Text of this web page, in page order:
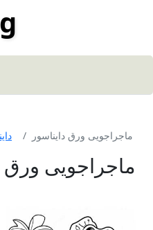
ماجراجویی ورق دایناسور
ماجراجویی